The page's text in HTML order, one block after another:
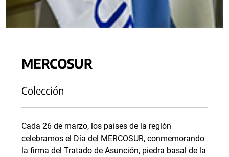
MERCOSUR
Colección
Cada 26 de marzo, los países de la región
celebramos el Día del MERCOSUR, conmemorando
la firma del Tratado de Asunción, piedra basal de la